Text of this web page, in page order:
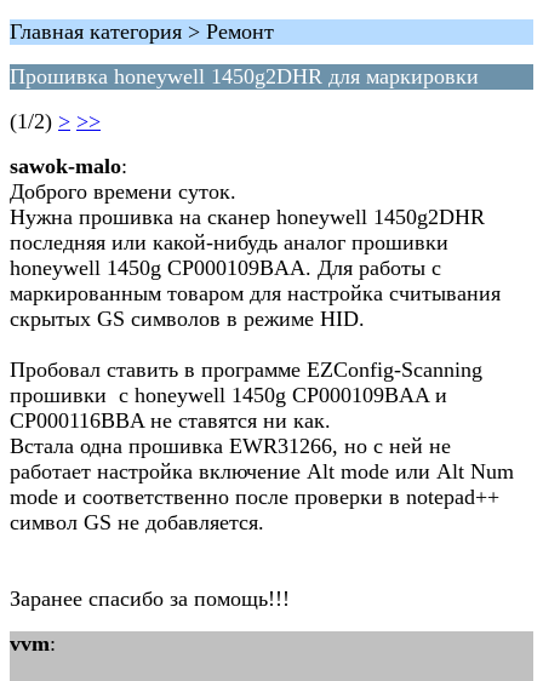
Главная категория > Ремонт
Прошивка honeywell 1450g2DHR для маркировки
(1/2) > >>
sawok-malo:
Доброго времени суток.
Нужна прошивка на сканер honeywell 1450g2DHR
последняя или какой-нибудь аналог прошивки
honeywell 1450g CP000109BAA. Для работы с
маркированным товаром для настройка считывания
скрытых GS символов в режиме HID.
Пробовал ставить в программе EZConfig-Scanning
прошивки с honeywell 1450g CP000109BAA и
CP000116BBA не ставятся ни как.
Встала одна прошивка EWR31266, но с ней не
работает настройка включение Alt mode или Alt Num
mode и соответственно после проверки в notepad++
символ GS не добавляется.
Заранее спасибо за помощь!!!
vvm: